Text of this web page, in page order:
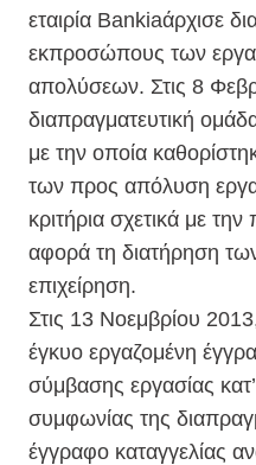
εταιρία Bankiaάρχισε
εκπροσώπους των
απολύσεων. Στις 8
διαπραγματευτική
με την οποία
των προς απόλυση
κριτήρια σχετικά με
αφορά τη διατήρηση
επιχείρηση.
Στις 13 Νοεμβρίου
έγκυο εργαζομένη
σύμβασης εργασίας
συμφωνίας της
έγγραφο καταγγελίας